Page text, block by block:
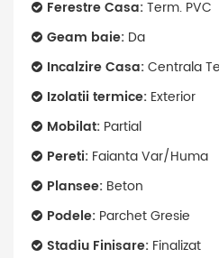
Ferestre Casa:Term. PVC
Geam baie: Da
Incalzire Casa:Centrala
Izolatii termice: Exterior
Mobilat: Partial
Pereti: Faianta Var/Huma
Plansee: Beton
Podele: Parchet Gresie
Stadiu Finisare: Finalizat